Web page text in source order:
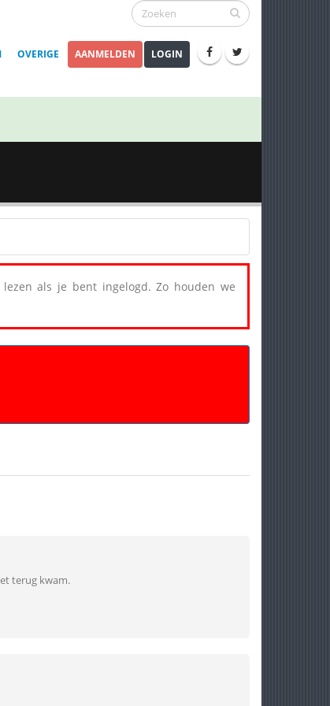
OVERIGE AANMELDEN LOGIN
als je bent ingelogd. Zo houden we
terug kwam.